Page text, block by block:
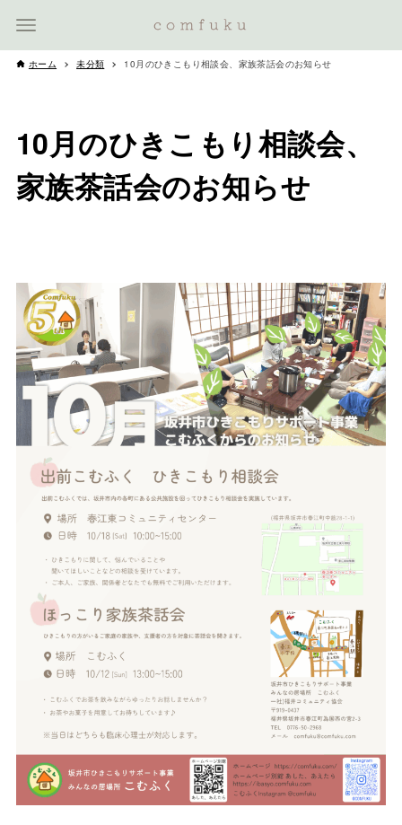
ホーム 未分類 10月のひきこもり相談会、家族茶話会のお知らせ
10月のひきこもり相談会、
家族茶話会のお知らせ